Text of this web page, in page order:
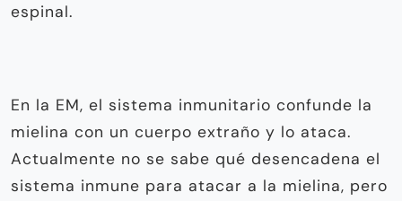
espinal.
En la EM, el sistema inmunitario confunde la
mielina con un cuerpo extraño y lo ataca.
Actualmente no se sabe qué desencadena el
sistema inmune para atacar a la mielina, pero